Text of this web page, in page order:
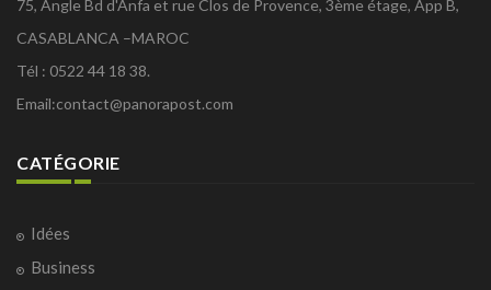
75, Angle Bd d'Anfa et rue Clos de Provence, 3ème étage, App B,
CASABLANCA –MAROC
Tél : 0522 44 18 38.
Email:contact@panorapost.com
CATÉGORIE
Idées
Business